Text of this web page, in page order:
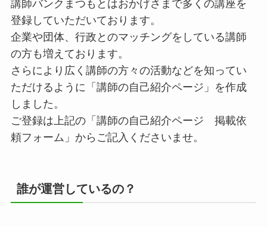
講師バンクまつもとはおかげさまで多くの講座を
登録していただいております。
企業や団体、行政とのマッチングをしている講師
の方も増えております。
さらにより広く講師の方々の活動などを知ってい
ただけるように「講師の自己紹介ページ」を作成
しました。
ご登録は上記の「講師の自己紹介ページ 掲載依
頼フォーム」からご記入くださいませ。
誰が運営しているの？